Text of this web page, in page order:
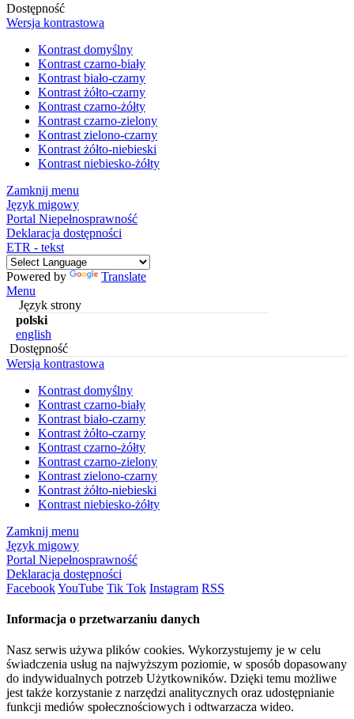
Dostępność
Wersja kontrastowa
Kontrast domyślny
Kontrast czarno-biały
Kontrast biało-czarny
Kontrast żółto-czarny
Kontrast czarno-żółty
Kontrast czarno-zielony
Kontrast zielono-czarny
Kontrast żółto-niebieski
Kontrast niebiesko-żółty
Zamknij menu
Język migowy
Portal Niepełnosprawność
Deklaracja dostępności
ETR - tekst
Powered by
Translate
Menu
Język strony
polski
english
Dostępność
Wersja kontrastowa
Kontrast domyślny
Kontrast czarno-biały
Kontrast biało-czarny
Kontrast żółto-czarny
Kontrast czarno-żółty
Kontrast czarno-zielony
Kontrast zielono-czarny
Kontrast żółto-niebieski
Kontrast niebiesko-żółty
Zamknij menu
Język migowy
Portal Niepełnosprawność
Deklaracja dostępności
FacebookYouTube Tik Tok Instagram RSS
Informacja o przetwarzaniu danych
Nasz serwis używa plików cookies. Wykorzystujemy je w celu
świadczenia usług na najwyższym poziomie, w sposób dopasowany
do indywidualnych potrzeb Użytkowników. Dzięki temu możliwe
jest także korzystanie z narzędzi analitycznych oraz udostępnianie
funkcji mediów społecznościowych i odtwarzacza wideo.